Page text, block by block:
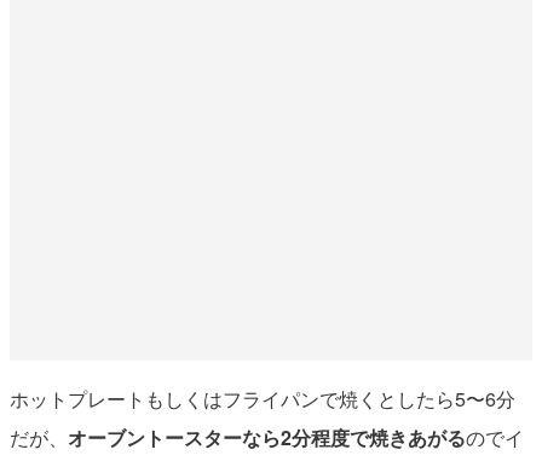
ホットプレートもしくはフライパンで焼くとしたら5〜6分
だが、 オーブントースターなら2分程度で焼きあがるのでイ